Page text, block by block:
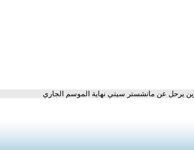
يرحل عن مانشستر سيتي نهاية الموسم الجاري